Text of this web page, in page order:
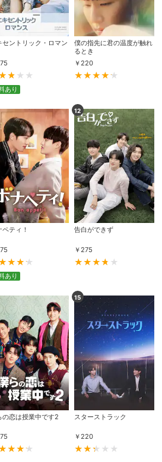
閉じる
基本情報、本人連絡先、パスワード 、クレ
ジットカード情報の変更が可能です。
決済方法の変更が可能です。
セントリック・ロマン
あり
僕の指先に君の温度が触れ
るとき
￥220
ペティ！
あり
12
告白ができず
￥275
の恋は授業中です2
15
スターストラック
￥220